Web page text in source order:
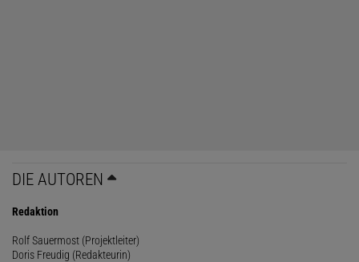
DIE AUTOREN
Redaktion
Rolf Sauermost (Projektleiter)
Doris Freudig (Redakteurin)